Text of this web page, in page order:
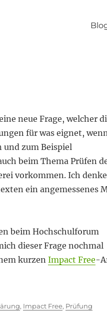
neue Frage, welcher
für was eignet,
zum Beispiel
beim Thema Prüfen
vorkommen. Ich
ein angemessenes
beim Hochschulforum
dieser Frage nochmal
kurzenImpact Free-
, Impact Free, Prüfung